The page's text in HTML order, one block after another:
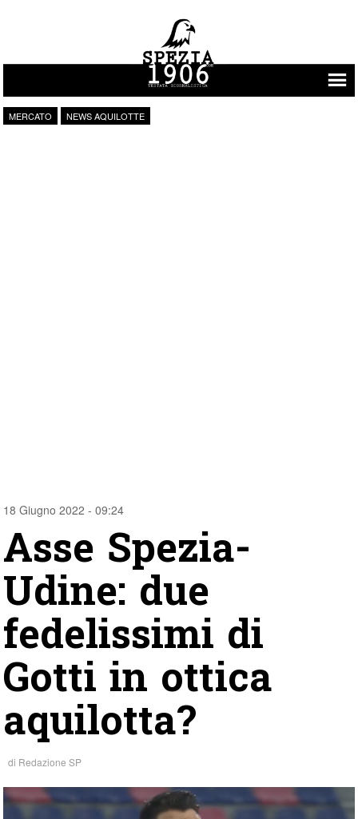
Vai al contenuto
MERCATO NEWS AQUILOTTE
18 Giugno 2022 - 09:24
Asse Spezia-
Udine: due
fedelissimi di
Gotti in ottica
aquilotta?
di Redazione SP